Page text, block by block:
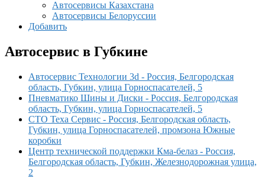
Автосервисы Казахстана
Автосервисы Белоруссии
Добавить
Автосервис в Губкине
Автосервис Технологии 3d - Россия, Белгородская
область, Губкин, улица Горноспасателей, 5
Пневматико Шины и Диски - Россия, Белгородская
область, Губкин, улица Горноспасателей, 5
СТО Теха Сервис - Россия, Белгородская область,
Губкин, улица Горноспасателей, промзона Южные
коробки
Центр технической поддержки Кма-белаз - Россия,
Белгородская область, Губкин, Железнодорожная улица,
2